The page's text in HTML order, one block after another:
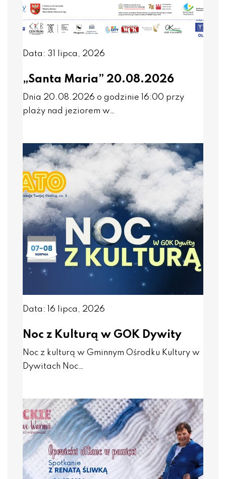
Data: 31 lipca, 2026
„Santa Maria” 20.08.2026
Dnia 20.08.2026 o godzinie 16:00 przy
plaży nad jeziorem w…
Data: 16 lipca, 2026
Noc z Kulturą w GOK Dywity
Noc z kulturą w Gminnym Ośrodku Kultury w
Dywitach Noc…